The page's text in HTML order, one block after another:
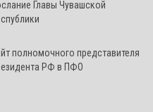
Главы Чувашской
полномочного представителя
РФ в ПФО